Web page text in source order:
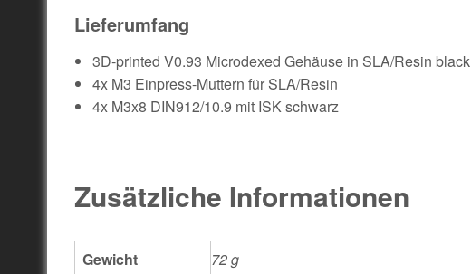
Lieferumfang
3D-printed V0.93 Microdexed Gehäuse in SLA/Resin black
4x M3 Einpress-Muttern für SLA/Resin
4x M3x8 DIN912/10.9 mit ISK schwarz
Zusätzliche Informationen
Gewicht
72 g